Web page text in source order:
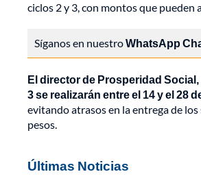
ciclos 2 y 3, con montos que pueden
Síganos en nuestroWhatsApp
El director de Prosperidad
3 se realizarán entre el 14 y el 28
evitando atrasos en la entrega de
pesos.
Últimas Noticias